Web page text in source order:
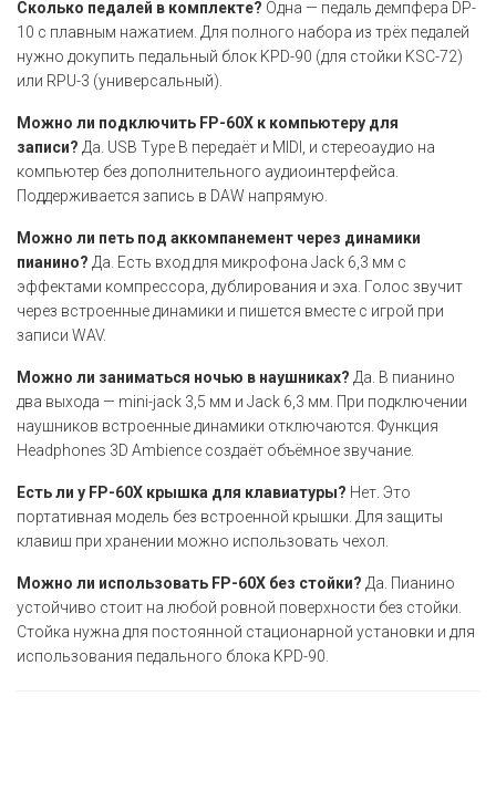
Сколько педалей в комплекте? Одна — педаль демпфера DP-
10 с плавным нажатием. Для полного набора из трёх педалей
нужно докупить педальный блок KPD-90 (для стойки KSC-72)
или RPU-3 (универсальный).
Можно ли подключить FP-60X к компьютеру для
записи? Да. USB Type B передаёт и MIDI, и стереоаудио на
компьютер без дополнительного аудиоинтерфейса.
Поддерживается запись в DAW напрямую.
Можно ли петь под аккомпанемент через динамики
пианино? Да. Есть вход для микрофона Jack 6,3 мм с
эффектами компрессора, дублирования и эха. Голос звучит
через встроенные динамики и пишется вместе с игрой при
записи WAV.
Можно ли заниматься ночью в наушниках? Да. В пианино
два выхода — mini-jack 3,5 мм и Jack 6,3 мм. При подключении
наушников встроенные динамики отключаются. Функция
Headphones 3D Ambience создаёт объёмное звучание.
Есть ли у FP-60X крышка для клавиатуры? Нет. Это
портативная модель без встроенной крышки. Для защиты
клавиш при хранении можно использовать чехол.
Можно ли использовать FP-60X без стойки? Да. Пианино
устойчиво стоит на любой ровной поверхности без стойки.
Стойка нужна для постоянной стационарной установки и для
использования педального блока KPD-90.